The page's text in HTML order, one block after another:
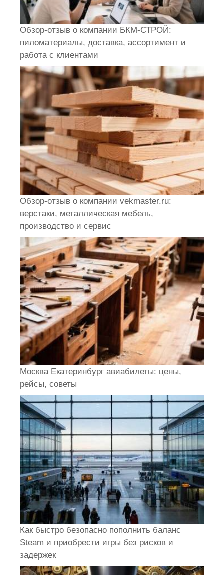
Обзор-отзыв о компании БКМ-СТРОЙ:
пиломатериалы, доставка, ассортимент и
работа с клиентами
Обзор-отзыв о компании vekmaster.ru:
верстаки, металлическая мебель,
производство и сервис
Москва Екатеринбург авиабилеты: цены,
рейсы, советы
Как быстро безопасно пополнить баланс
Steam и приобрести игры без рисков и
задержек